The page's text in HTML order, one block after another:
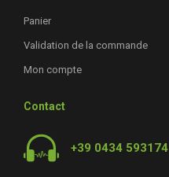
Panier
Validation de la commande
Mon compte
Contact
+39 0434 593174